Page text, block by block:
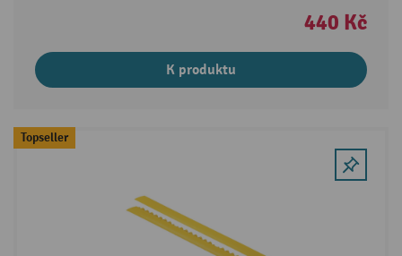
440 Kč
K produktu
Topseller